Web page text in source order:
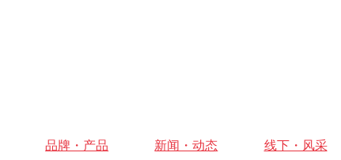
品牌・产品 新闻・动态 线下・风采